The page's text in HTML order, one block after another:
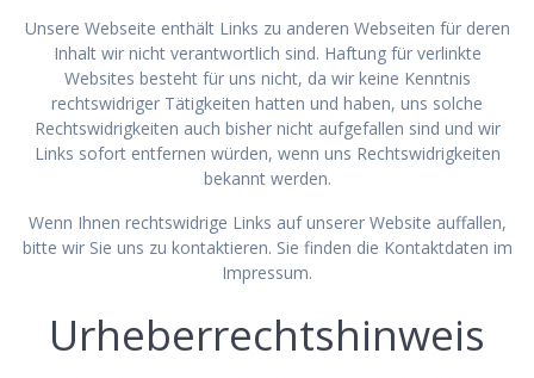
Unsere Webseite enthält Links zu anderen Webseiten für deren
Inhalt wir nicht verantwortlich sind. Haftung für verlinkte
Websites besteht für uns nicht, da wir keine Kenntnis
rechtswidriger Tätigkeiten hatten und haben, uns solche
Rechtswidrigkeiten auch bisher nicht aufgefallen sind und wir
Links sofort entfernen würden, wenn uns Rechtswidrigkeiten
bekannt werden.
Wenn Ihnen rechtswidrige Links auf unserer Website auffallen,
bitte wir Sie uns zu kontaktieren. Sie finden die Kontaktdaten im
Impressum.
Urheberrechtshinweis